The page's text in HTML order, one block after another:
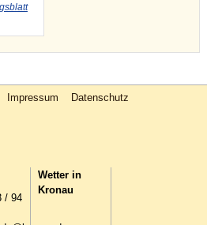
Impressum Datenschutz
/ 94
Wetter in
Kronau